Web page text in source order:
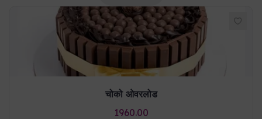
चोको ओवरलोड
1960.00